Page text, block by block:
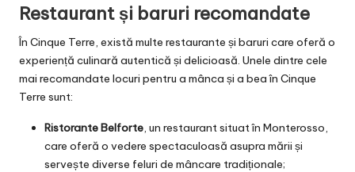
Restaurant și baruri recomandate
În Cinque Terre, există multe restaurante și baruri care oferă o
experiență culinară autentică și delicioasă. Unele dintre cele
mai recomandate locuri pentru a mânca și a bea în Cinque
Terre sunt:
Ristorante Belforte, un restaurant situat în Monterosso,
care oferă o vedere spectaculoasă asupra mării și
servește diverse feluri de mâncare tradiționale;